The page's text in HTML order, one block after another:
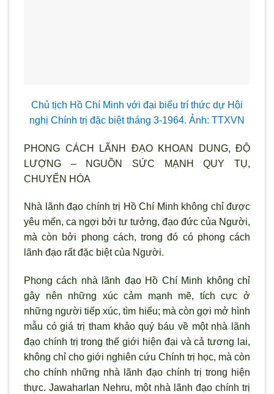
Chủ tịch Hồ Chí Minh với đại biểu trí thức dự Hội
nghị Chính trị đặc biệt tháng 3-1964. Ảnh: TTXVN
PHONG CÁCH LÃNH ĐẠO KHOAN DUNG, ĐỘ
LƯỢNG – NGUỒN SỨC MẠNH QUY TỤ,
CHUYỂN HÓA
Nhà lãnh đạo chính trị Hồ Chí Minh không chỉ được
yêu mến, ca ngợi bởi tư tưởng, đạo đức của Người,
mà còn bởi phong cách, trong đó có phong cách
lãnh đạo rất đặc biệt của Người.
Phong cách nhà lãnh đạo Hồ Chí Minh không chỉ
gây nên những xúc cảm mạnh mẽ, tích cực ở
những người tiếp xúc, tìm hiểu; mà còn gợi mở hình
mẫu có giá trị tham khảo quý báu về một nhà lãnh
đạo chính trị trong thế giới hiện đại và cả tương lai,
không chỉ cho giới nghiên cứu Chính trị học, mà còn
cho chính những nhà lãnh đạo chính trị trong hiện
thực. Jawaharlan Nehru, một nhà lãnh đạo chính trị